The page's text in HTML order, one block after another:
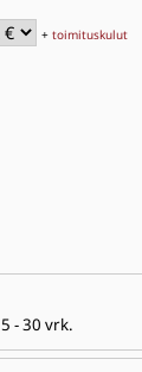
+toimituskulut
5 - 30 vrk.